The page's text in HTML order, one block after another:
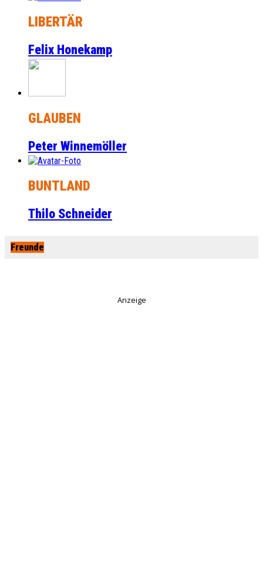
LIBERTÄR
Felix Honekamp
GLAUBEN
Peter Winnemöller
BUNTLAND
Thilo Schneider
Freunde
Anzeige